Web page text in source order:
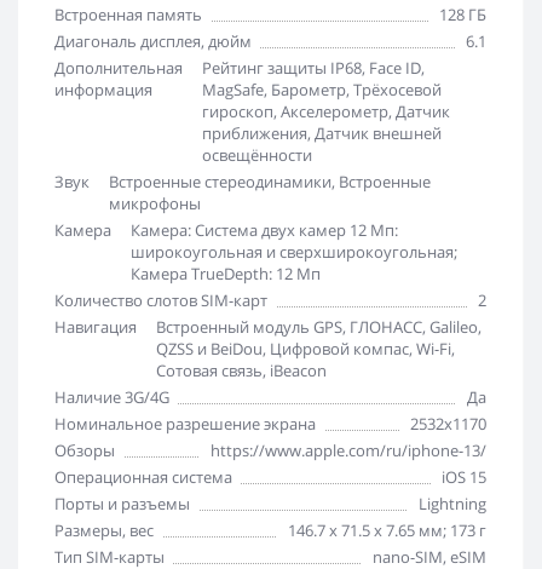
Встроенная память
128 ГБ
Диагональ дисплея, дюйм
6.1
Дополнительная
информация
Рейтинг защиты IP68, Face ID,
MagSafe, Барометр, Трёхосевой
гироскоп, Акселерометр, Датчик
приближения, Датчик внешней
освещённости
Звук
Встроенные стереодинамики, Встроенные
микрофоны
Камера
Камера: Система двух камер 12 Мп:
широкоугольная и сверхширокоугольная;
Камера TrueDepth: 12 Мп
Количество слотов SIM-карт
2
Навигация
Встроенный модуль GPS, ГЛОНАСС, Galileo,
QZSS и BeiDou, Цифровой компас, Wi-Fi,
Сотовая связь, iBeacon
Наличие 3G/4G
Да
Номинальное разрешение экрана
2532x1170
Обзоры
https://www.apple.com/ru/iphone-13/
Операционная система
iOS 15
Порты и разъемы
Lightning
Размеры, вес
146.7 x 71.5 x 7.65 мм; 173 г
Тип SIM-карты
nano-SIM, eSIM